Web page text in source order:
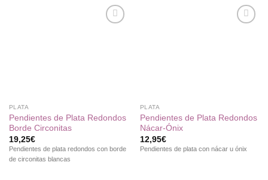
PLATA
Pendientes de Plata Redondos
Borde Circonitas
19,25€
Pendientes de plata redondos con borde
de circonitas blancas
PLATA
Pendientes de Plata Redondos
Nácar-Ónix
12,95€
Pendientes de plata con nácar u ónix